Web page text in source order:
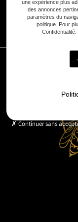
une expérience plus
des annonces
paramètres du
politique. Pour
Continuer sans